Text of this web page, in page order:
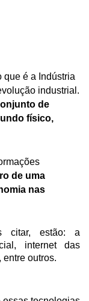
que é a Indústria
industrial.
de
físico,
de uma
nas
citar, estão: a
internet das
outros.